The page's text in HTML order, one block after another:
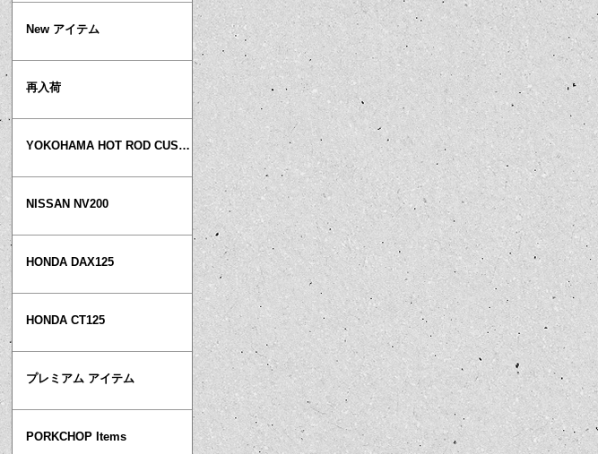
New アイテム
再入荷
YOKOHAMA HOT ROD CUSTOM SHOW
NISSAN NV200
HONDA DAX125
HONDA CT125
プレミアム アイテム
PORKCHOP Items